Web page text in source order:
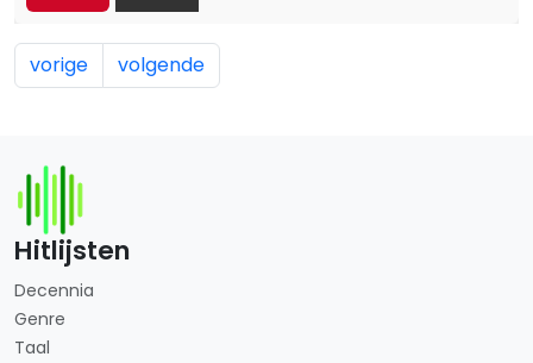
vorige volgende
Hitlijsten
Decennia
Genre
Taal